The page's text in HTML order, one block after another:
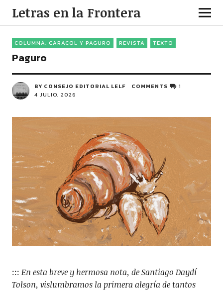
Letras en la Frontera
COLUMNA: CARACOL Y PAGURO REVISTA TEXTO
Paguro
BY CONSEJO EDITORIAL LELF
4 JULIO, 2026
COMMENTS 1
::: En esta breve y hermosa nota, de Santiago Daydí
Tolson, vislumbramos la primera alegría de tantos